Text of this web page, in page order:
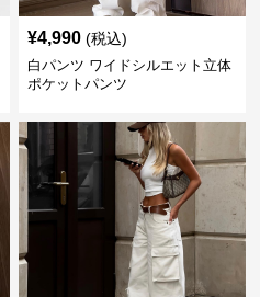
¥4,990 (税込)
白パンツ ワイドシルエット立体
ポケットパンツ